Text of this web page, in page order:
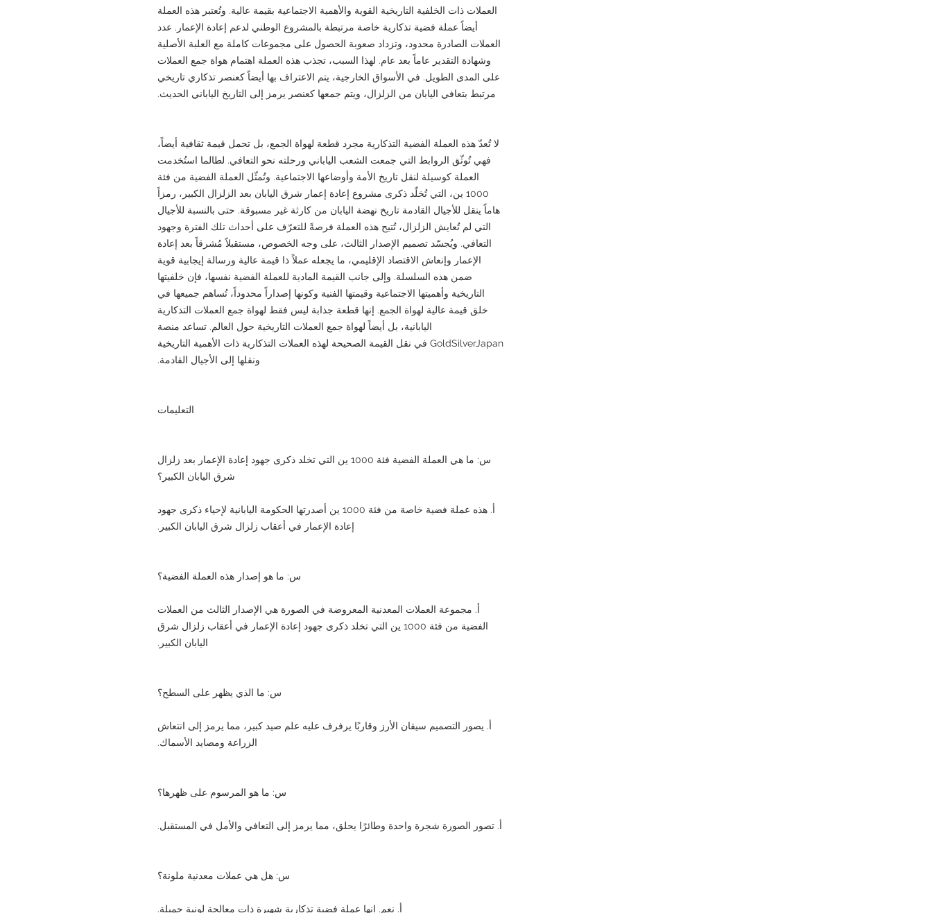
العملات ذات الخلفية التاريخية القوية والأهمية الاجتماعية بقيمة عالية. وتُعتبر هذه العملة
أيضاً عملة فضية تذكارية خاصة مرتبطة بالمشروع الوطني لدعم إعادة الإعمار. عدد
العملات الصادرة محدود، وتزداد صعوبة الحصول على مجموعات كاملة مع العلبة الأصلية
وشهادة التقدير عاماً بعد عام. لهذا السبب، تجذب هذه العملة اهتمام هواة جمع العملات
على المدى الطويل. في الأسواق الخارجية، يتم الاعتراف بها أيضاً كعنصر تذكاري تاريخي
مرتبط بتعافي اليابان من الزلزال، ويتم جمعها كعنصر يرمز إلى التاريخ الياباني الحديث.
لا تُعدّ هذه العملة الفضية التذكارية مجرد قطعة لهواة الجمع، بل تحمل قيمة ثقافية أيضاً،
فهي تُوثّق الروابط التي جمعت الشعب الياباني ورحلته نحو التعافي. لطالما استُخدمت
العملة كوسيلة لنقل تاريخ الأمة وأوضاعها الاجتماعية. وتُمثّل العملة الفضية من فئة
1000 ين، التي تُخلّد ذكرى مشروع إعادة إعمار شرق اليابان بعد الزلزال الكبير، رمزاً
هاماً ينقل للأجيال القادمة تاريخ نهضة اليابان من كارثة غير مسبوقة. حتى بالنسبة للأجيال
التي لم تُعايش الزلزال، تُتيح هذه العملة فرصةً للتعرّف على أحداث تلك الفترة وجهود
التعافي. ويُجسّد تصميم الإصدار الثالث، على وجه الخصوص، مستقبلاً مُشرقاً بعد إعادة
الإعمار وإنعاش الاقتصاد الإقليمي، ما يجعله عملاً ذا قيمة عالية ورسالة إيجابية قوية
ضمن هذه السلسلة. وإلى جانب القيمة المادية للعملة الفضية نفسها، فإن خلفيتها
التاريخية وأهميتها الاجتماعية وقيمتها الفنية وكونها إصداراً محدوداً، تُساهم جميعها في
خلق قيمة عالية لهواة الجمع. إنها قطعة جذابة ليس فقط لهواة جمع العملات التذكارية
اليابانية، بل أيضاً لهواة جمع العملات التاريخية حول العالم. تساعد منصة
GoldSilverJapan في نقل القيمة الصحيحة لهذه العملات التذكارية ذات الأهمية التاريخية
ونقلها إلى الأجيال القادمة.
التعليمات
س: ما هي العملة الفضية فئة 1000 ين التي تخلد ذكرى جهود إعادة الإعمار بعد زلزال
شرق اليابان الكبير؟
أ. هذه عملة فضية خاصة من فئة 1000 ين أصدرتها الحكومة اليابانية لإحياء ذكرى جهود
إعادة الإعمار في أعقاب زلزال شرق اليابان الكبير.
س: ما هو إصدار هذه العملة الفضية؟
أ. مجموعة العملات المعدنية المعروضة في الصورة هي الإصدار الثالث من العملات
الفضية من فئة 1000 ين التي تخلد ذكرى جهود إعادة الإعمار في أعقاب زلزال شرق
اليابان الكبير.
س: ما الذي يظهر على السطح؟
أ. يصور التصميم سيقان الأرز وقاربًا يرفرف عليه علم صيد كبير، مما يرمز إلى انتعاش
الزراعة ومصايد الأسماك.
س: ما هو المرسوم على ظهرها؟
أ. تصور الصورة شجرة واحدة وطائرًا يحلق، مما يرمز إلى التعافي والأمل في المستقبل.
س: هل هي عملات معدنية ملونة؟
أ. نعم. إنها عملة فضية تذكارية شهيرة ذات معالجة لونية جميلة.